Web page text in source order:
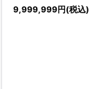
9,999,999円(税込)